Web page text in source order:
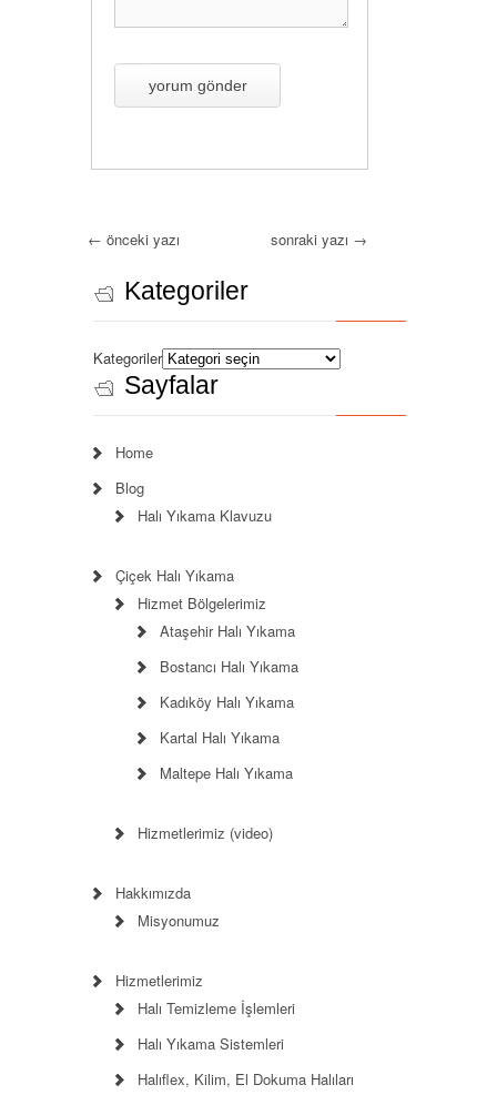
← önceki yazı sonraki yazı →
Kategoriler
Kategoriler
Sayfalar
Home
Blog
Halı Yıkama Klavuzu
Çiçek Halı Yıkama
Hizmet Bölgelerimiz
Ataşehir Halı Yıkama
Bostancı Halı Yıkama
Kadıköy Halı Yıkama
Kartal Halı Yıkama
Maltepe Halı Yıkama
Hizmetlerimiz (video)
Hakkımızda
Misyonumuz
Hizmetlerimiz
Halı Temizleme İşlemleri
Halı Yıkama Sistemleri
Halıflex, Kilim, El Dokuma Halıları